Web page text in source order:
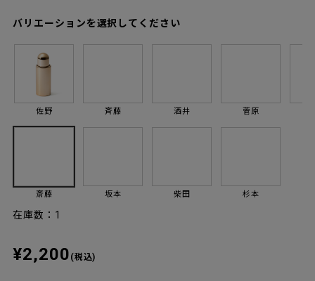
バリエーションを選択してください
佐野
斎藤
斉藤
坂本
酒井
柴田
菅原
杉本
在庫数：1
¥2,200 (税込)